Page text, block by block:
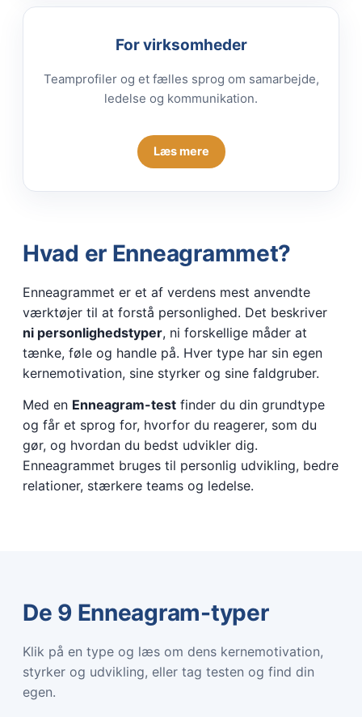
For virksomheder
Teamprofiler og et fælles sprog om samarbejde,
ledelse og kommunikation.
Læs mere
Hvad er Enneagrammet?
Enneagrammet er et af verdens mest anvendte
værktøjer til at forstå personlighed. Det beskriver
ni personlighedstyper, ni forskellige måder at
tænke, føle og handle på. Hver type har sin egen
kernemotivation, sine styrker og sine faldgruber.
Med en Enneagram-test finder du din grundtype
og får et sprog for, hvorfor du reagerer, som du
gør, og hvordan du bedst udvikler dig.
Enneagrammet bruges til personlig udvikling, bedre
relationer, stærkere teams og ledelse.
De 9 Enneagram-typer
Klik på en type og læs om dens kernemotivation,
styrker og udvikling, eller tag testen og find din
egen.